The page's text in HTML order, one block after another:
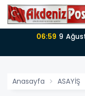
06:57
Anasayfa ASAYİŞ